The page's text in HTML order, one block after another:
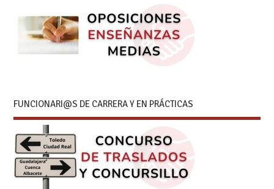
FUNCIONARI@S DE CARRERA Y EN PRÁCTICAS